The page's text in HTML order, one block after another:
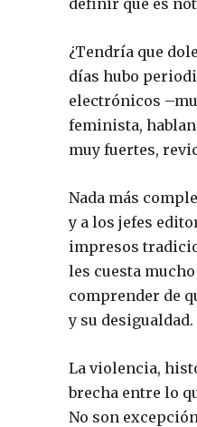
¿Tendría que
días hubo
electrónicos
feminista,
muy fuertes,
Nada más
y a los jefes
impresos
les cuesta
comprender de
y su desigualdad.
La violencia,
brecha entre lo
No son